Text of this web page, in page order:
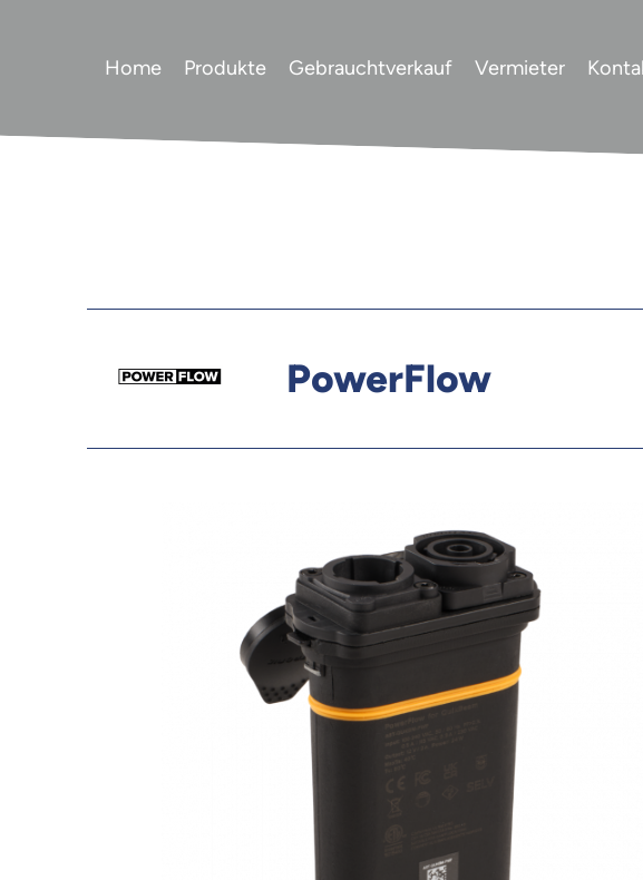
Home Produkte Gebrauchtverkauf Vermieter
PowerFlow